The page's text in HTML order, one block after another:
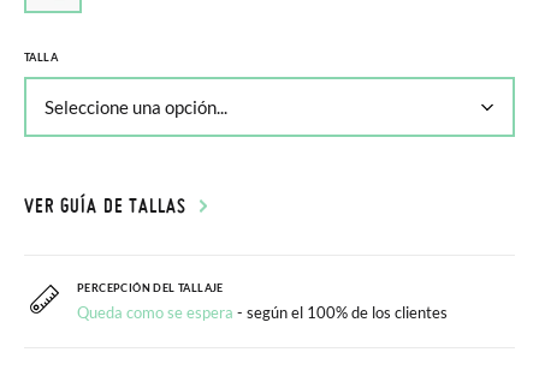
TALLA
VER GUÍA DE TALLAS
PERCEPCIÓN DEL TALLAJE
Queda como se espera - según el 100% de los clientes